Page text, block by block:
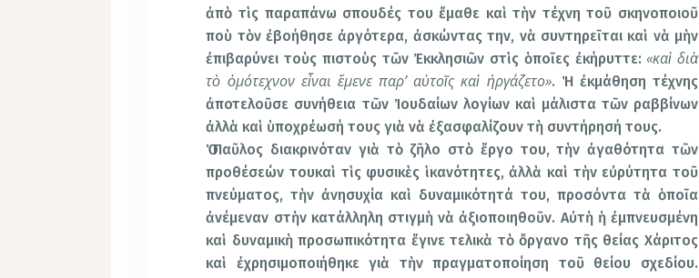
ἀπὸ τὶς παραπάνω σπουδές του ἔμαθε καὶ τὴν τέχνη τοῦ σκηνοποιοῦ
ποὺ τὸν ἐβοήθησε ἀργότερα, ἀσκώντας την, νὰ συντηρεῖται καὶ νὰ μὴν
ἐπιβαρύνει τοὺς πιστοὺς τῶν Ἐκκλησιῶν στὶς ὁποῖες ἐκήρυττε:«καὶ διὰ
τὸ ὁμότεχνον εἶναι ἔμενε παρ’ αὐτοῖς καὶ ἠργάζετο». Ἡ ἐκμάθηση τέχνης
ἀποτελοῦσε συνήθεια τῶν Ἰουδαίων λογίων καὶ μάλιστα τῶν ραββίνων
ἀλλὰ καὶ ὑποχρέωσή τους γιὰ νὰ ἐξασφαλίζουν τὴ συντήρησή τους.
Ὁ Παῦλος διακρινόταν γιὰ τὸ ζῆλο στὸ ἔργο του, τὴν ἀγαθότητα τῶν
προθέσεών τουκαὶ τὶς φυσικὲς ἱκανότητες, ἀλλὰ καὶ τὴν εὐρύτητα τοῦ
πνεύματος, τὴν ἀνησυχία καὶ δυναμικότητά του, προσόντα τὰ ὁποῖα
ἀνέμεναν στὴν κατάλληλη στιγμὴ νὰ ἀξιοποιηθοῦν. Αὐτὴ ἡ ἐμπνευσμένη
καὶ δυναμικὴ προσωπικότητα ἔγινε τελικὰ τὸ ὄργανο τῆς θείας Χάριτος
καὶ ἐχρησιμοποιήθηκε γιὰ τὴν πραγματοποίηση τοῦ θείου σχεδίου.